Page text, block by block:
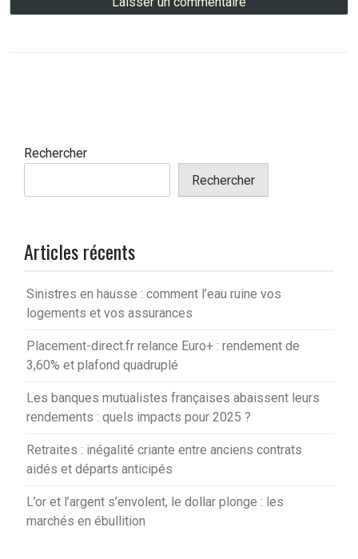
Rechercher
Rechercher
Articles récents
Sinistres en hausse : comment l’eau ruine vos
logements et vos assurances
Placement-direct.fr relance Euro+ : rendement de
3,60% et plafond quadruplé
Les banques mutualistes françaises abaissent leurs
rendements : quels impacts pour 2025 ?
Retraites : inégalité criante entre anciens contrats
aidés et départs anticipés
L’or et l’argent s’envolent, le dollar plonge : les
marchés en ébullition